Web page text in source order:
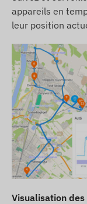
exactes et
réserve le
mise à jour
se fait après
modifications.
appareils en
leur position
Visualisation